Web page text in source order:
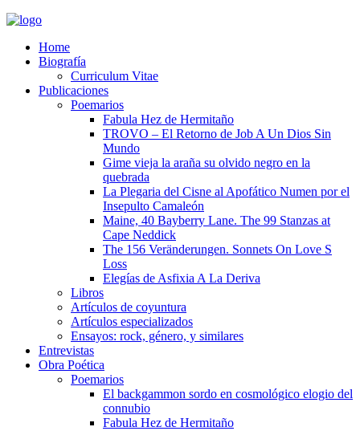
Home
Biografía
Curriculum Vitae​
Publicaciones
Poemarios
Fabula Hez de Hermitaño
TROVO – El Retorno de Job A Un Dios Sin
Mundo
Gime vieja la araña su olvido negro en la
quebrada
La Plegaria del Cisne al Apofático Numen por el
Insepulto Camaleón
Maine, 40 Bayberry Lane. The 99 Stanzas at
Cape Neddick
The 156 Veränderungen. Sonnets On Love S
Loss
Elegías de Asfixia A La Deriva
Libros
Artículos de coyuntura
Artículos especializados
Ensayos: rock, género, y similares
Entrevistas
Obra Poética
Poemarios
El backgammon sordo en cosmológico elogio del
connubio
Fabula Hez de Hermitaño